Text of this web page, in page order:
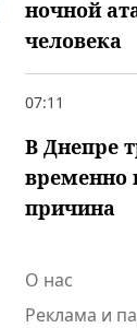
ночной
человека
07:11
В Днепре
временно
причина
О нас
Реклама и